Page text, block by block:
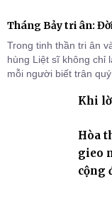
Tháng Bảy tri ân:
Trong tinh thần tri ân
hùng Liệt sĩ không chỉ
mỗi người biết trân
Khi
Hòa
gieo
cộng